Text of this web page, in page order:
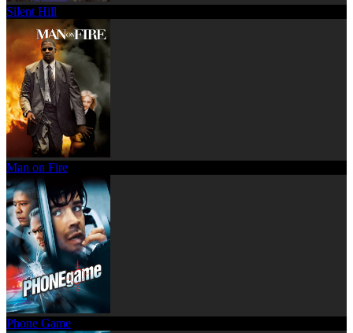
Silent Hill
Man on Fire
Phone Game